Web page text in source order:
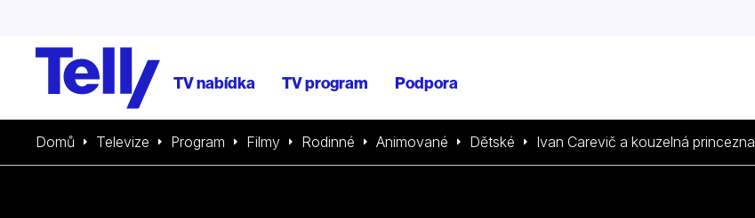
TV nabídka TV program Podpora
Domů Televize Program Filmy Rodinné Animované Dětské Ivan Carevič a kouzelná princezna